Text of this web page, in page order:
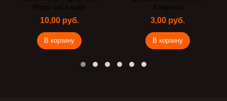
Ретро чай и кофе
10,00 руб.
В корзину
Конфетка
3,00 руб.
В корзину